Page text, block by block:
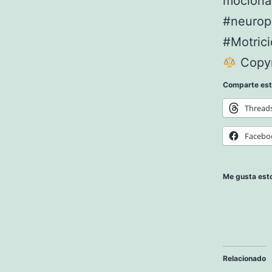
Comparte
Me gusta
Relacionado